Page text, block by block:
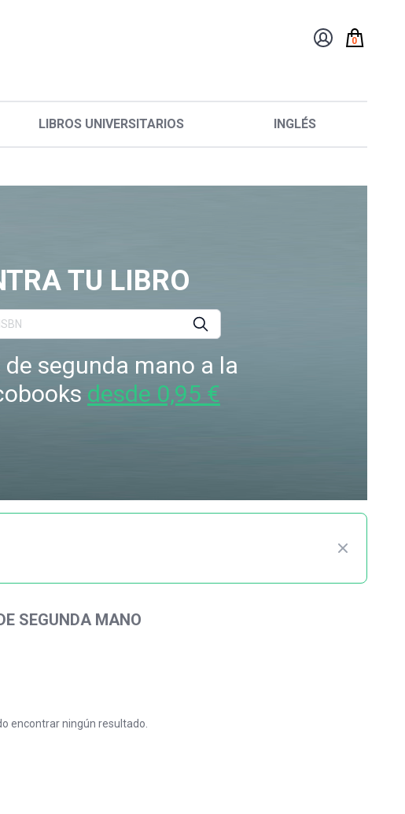
0
LIBROS UNIVERSITARIOS INGLÉS
TU LIBRO
segunda mano a la
desde 0,95 €
SEGUNDA MANO
encontrar ningún resultado.